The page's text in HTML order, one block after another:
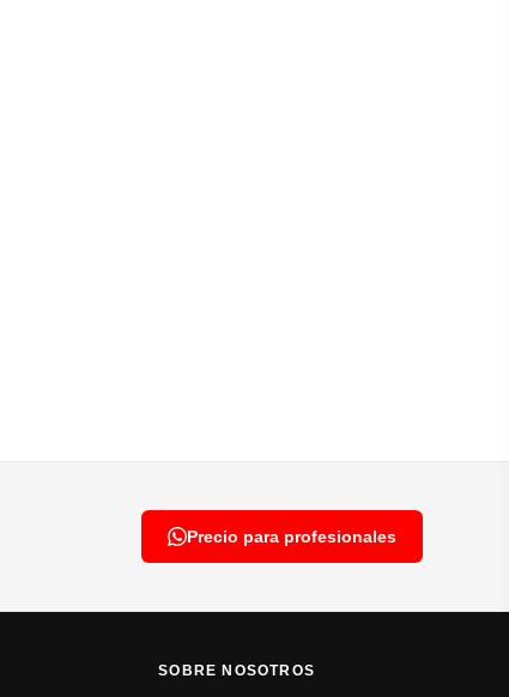
Precio para profesionales
SOBRE NOSOTROS